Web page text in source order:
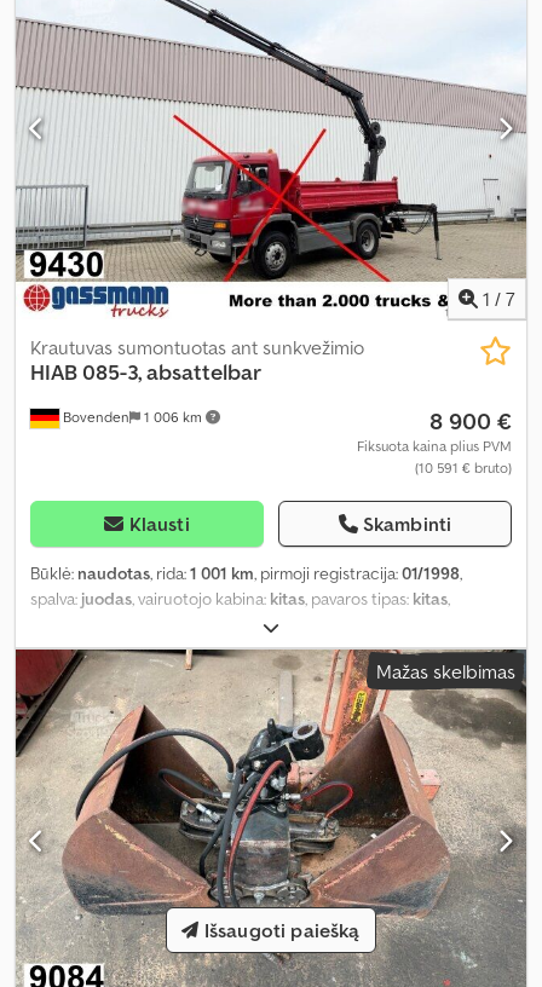
1 / 7
Bovenden 1 006 km
Krautuvas sumontuotas ant sunkvežimio
HIAB 085-3, absattelbar
8 900 €
Fiksuota kaina plius PVM
(10 591 € bruto)
Klausti Skambinti
Būklė: naudotas, rida:1 001 km, pirmoji registracija:01/1998,
spalva: juodas, vairuotojo kabina: kitas, pavaros tipas: kitas,
kranas
Mažas skelbimas
Išsaugoti paiešką